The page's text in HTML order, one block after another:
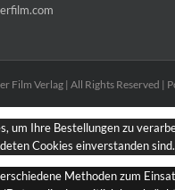
Film Verlag | All Rights Reserved |
um Ihre Bestellungen zu
Cookies einverstanden sind.
Methoden zum